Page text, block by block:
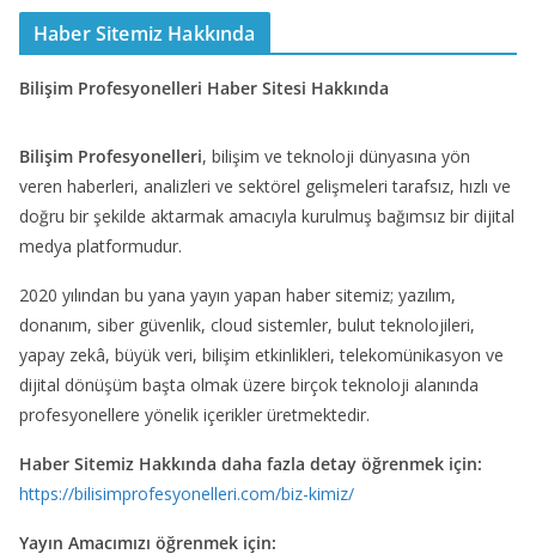
Haber Sitemiz Hakkında
Bilişim Profesyonelleri Haber Sitesi Hakkında
Bilişim Profesyonelleri, bilişim ve teknoloji dünyasına yön
veren haberleri, analizleri ve sektörel gelişmeleri tarafsız, hızlı ve
doğru bir şekilde aktarmak amacıyla kurulmuş bağımsız bir dijital
medya platformudur.
2020 yılından bu yana yayın yapan haber sitemiz; yazılım,
donanım, siber güvenlik, cloud sistemler, bulut teknolojileri,
yapay zekâ, büyük veri, bilişim etkinlikleri, telekomünikasyon ve
dijital dönüşüm başta olmak üzere birçok teknoloji alanında
profesyonellere yönelik içerikler üretmektedir.
Haber Sitemiz Hakkında daha fazla detay öğrenmek için:
https://bilisimprofesyonelleri.com/biz-kimiz/
Yayın Amacımızı öğrenmek için: